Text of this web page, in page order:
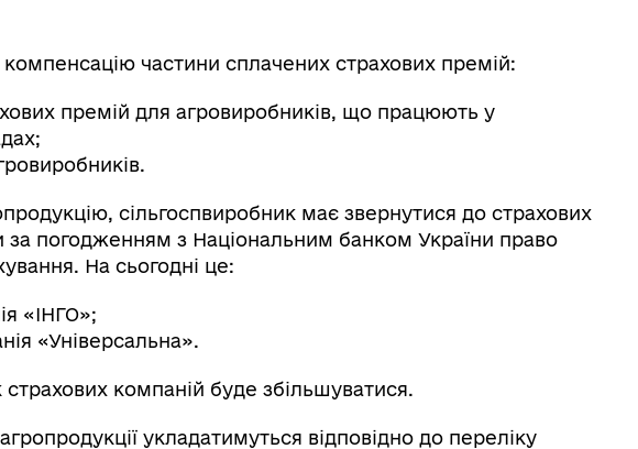
частини сплачених страхових премій:
премій для агровиробників, що працюють у
сільгоспвиробник має звернутися до страхових
за погодженням з Національним банком України право
На сьогодні це:
«ІНГО»;
«Універсальна».
компаній буде збільшуватися.
укладатимуться відповідно до переліку